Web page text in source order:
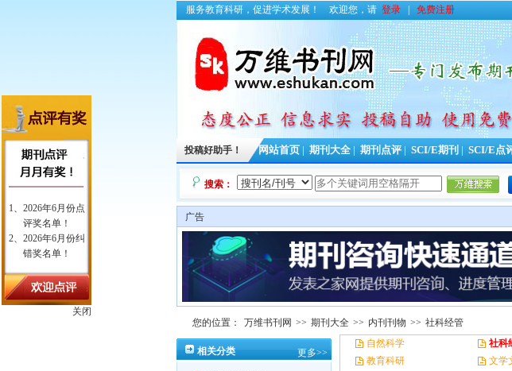
关闭
服务教育科研，促进学术发展！ 欢迎您，请 登录 免费注册
投稿好助手！ 网站首页 期刊大全 期刊点评 SCI/E期刊 SCI/E点
搜索：
广告
您的位置： 万维书刊网 >> 期刊大全 >> 内刊刊物 >> 社科经管
相关分类 更多>>
自然科学 社科
教育科研
文学